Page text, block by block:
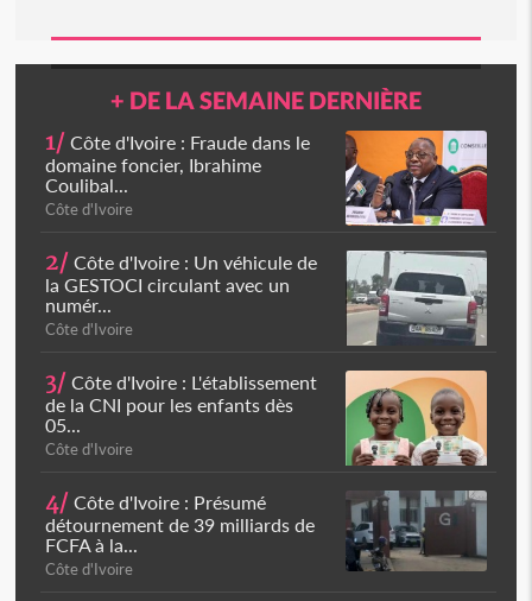
+ DE LA SEMAINE DERNIÈRE
1/ Côte d'Ivoire : Fraude dans le
domaine foncier, Ibrahime
Coulibal...
Côte d'Ivoire
2/ Côte d'Ivoire : Un véhicule de
la GESTOCI circulant avec un
numér...
Côte d'Ivoire
3/ Côte d'Ivoire : L'établissement
de la CNI pour les enfants dès
05...
Côte d'Ivoire
4/ Côte d'Ivoire : Présumé
détournement de 39 milliards de
FCFA à la...
Côte d'Ivoire